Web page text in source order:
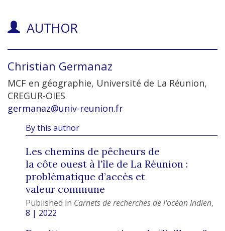
AUTHOR
Christian Germanaz
MCF en géographie, Université de La Réunion,
CREGUR-OIES
germanaz@univ-reunion.fr
By this author
Les chemins de pêcheurs de
la côte ouest à l’île de La Réunion :
problématique d’accès et
valeur commune
Published in Carnets de recherches de l'océan Indien,
8 | 2022